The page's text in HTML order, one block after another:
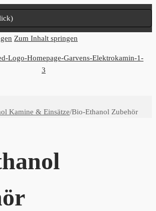
Zum Inhalt springen
Kamine & Einsätze/Bio-Ethanol Zubehör